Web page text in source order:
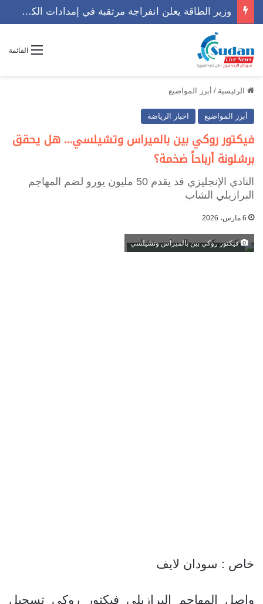
القائمة
الرئيسية / أبرز المواضيع
أبرز المواضيع اخبار الرياضة
فيكتور روكي بين بالميراس وتشيلسي… هل يحقق
برشلونة أرباحاً ضخمة؟
النادي الإنجليزي قد يقدم 50 مليون يورو لضم المهاجم
البرازيلي الشاب
6 مارس، 2026
فيكتور روكي بين بالميراس وتشيلسي
خاص : سودان لايف
واصل المهاجم البرازيلي فيكتور روكي تسجيل